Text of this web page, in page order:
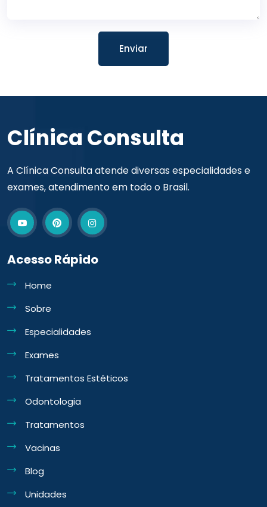
Enviar
Clínica Consulta
A Clínica Consulta atende diversas especialidades e
exames, atendimento em todo o Brasil.
Acesso Rápido
Home
Sobre
Especialidades
Exames
Tratamentos Estéticos
Odontologia
Tratamentos
Vacinas
Blog
Unidades